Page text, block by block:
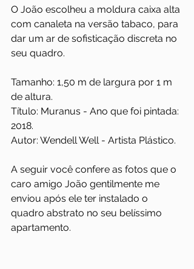
O João escolheu a moldura caixa alta
com canaleta na versão tabaco, para
dar um ar de sofisticação discreta no
seu quadro.
Tamanho: 1,50 m de largura por 1 m
de altura.
Título: Muranus - Ano que foi pintada:
2018.
Autor: Wendell Well - Artista Plástico.
A seguir você confere as fotos que o
caro amigo João gentilmente me
enviou após ele ter instalado o
quadro abstrato no seu belíssimo
apartamento.